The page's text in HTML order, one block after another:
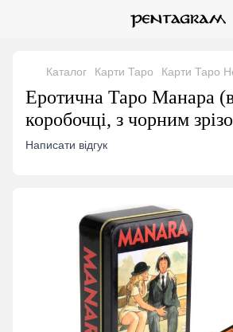
Каталог Карти Таро Карти Таро
Еротична Таро Манара
коробочці, з чорним
Написати відгук